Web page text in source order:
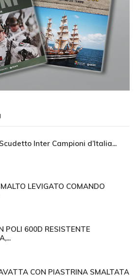
Inter Campioni d’Italia...
LEVIGATO COMANDO
POLI 600D RESISTENTE
CON PIASTRINA SMALTATA